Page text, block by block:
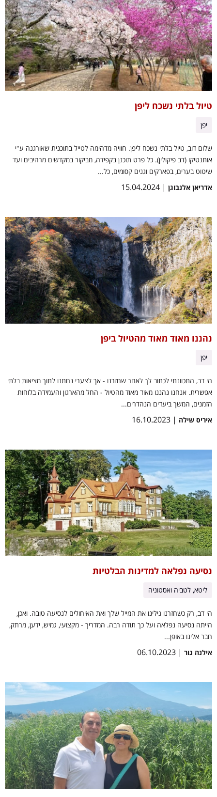
טיול בלתי נשכח ליפן
יפן
שלום דוב, טיול בלתי נשכח ליפן. חוויה מדהימה לטייל בתוכנית שאורגנה ע"י
אותנטיקו (דב פיקולין). כל פרט תוכנן בקפידה, מביקור במקדשים מרהיבים ועד
שיטוט בערים, בפארקים וגנים קסומים, כל...
אדריאן אלנבוגן | 15.04.2024
נהננו מאוד מאוד מהטיול ביפן
יפן
הי דב, התכוונתי לכתוב לך לאחר שחזרנו - אך לצערי נחתנו לתוך מציאות בלתי
אפשרית. אנחנו נהננו מאוד מאוד מהטיול - החל מהארגון והעמידה בלוחות
הזמנים, המשך ביעדים הנהדרים...
איריס שילה | 16.10.2023
נסיעה נפלאה למדינות הבלטיות
ליטא, לטביה ואסטוניה
הי דב, רק כשחזרנו גילינו את המייל שלך ואת האיחולים לנסיעה טובה. ואכן,
הייתה נסיעה נפלאה ועל כך תודה רבה. המדריך - מקצועי, גמיש, ידען, מרתק,
חבר אלינו באופן...
אילנה גור | 06.10.2023